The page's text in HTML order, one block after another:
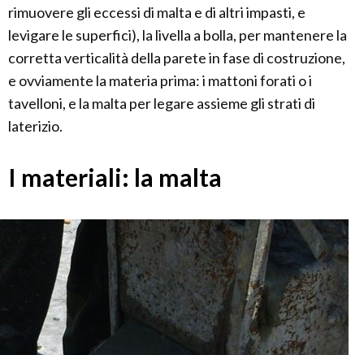
rimuovere gli eccessi di malta e di altri impasti, e
levigare le superfici), la livella a bolla, per mantenere la
corretta verticalità della parete in fase di costruzione,
e ovviamente la materia prima: i mattoni forati o i
tavelloni, e la malta per legare assieme gli strati di
laterizio.
I materiali: la malta